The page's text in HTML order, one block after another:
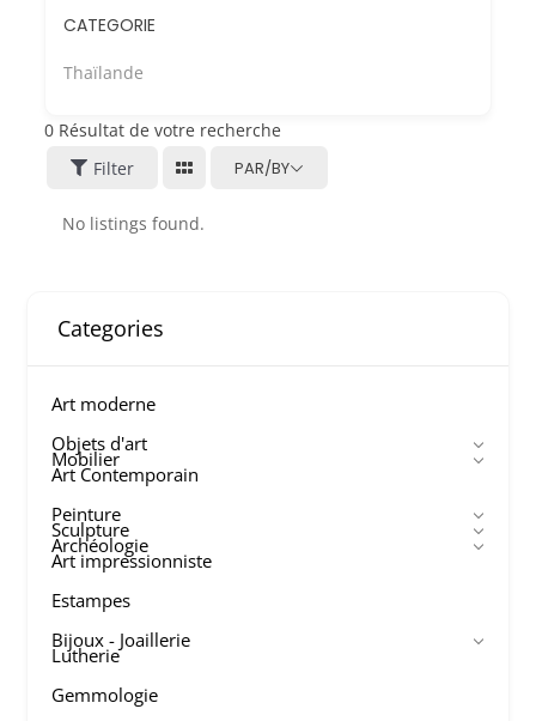
CATEGORIE
Thaïlande
0 Résultat de votre recherche
Filter
PAR/BY
No listings found.
Categories
Art moderne
Objets d'art
Mobilier
Art Contemporain
Peinture
Sculpture
Archéologie
Art impressionniste
Estampes
Bijoux - Joaillerie
Lutherie
Gemmologie